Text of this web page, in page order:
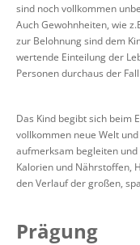
sind noch vollkommen
Auch Gewohnheiten, wie
zur Belohnung sind dem
wertende Einteilung der
Personen durchaus der
Das Kind begibt sich beim
vollkommen neue Welt
aufmerksam begleiten
Kalorien und Nährstoffen,
den Verlauf der großen,
Prägung